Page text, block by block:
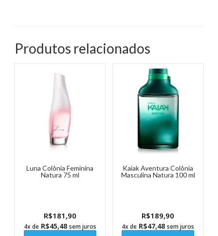
Produtos relacionados
Luna Colônia Feminina
Natura 75 ml
R$181,90
4x de R$45,48 sem juros
Kaiak Aventura Colônia
Masculina Natura 100 ml
R$189,90
4x de R$47,48 sem juros